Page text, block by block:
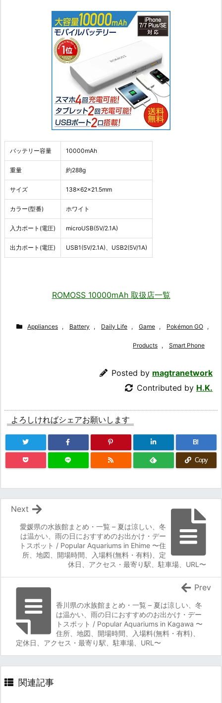
バッテリー容量 10000mAh
重量 約288g
サイズ 138×62×21.5mm
カラー(型番) ホワイト
入力ポート(電圧) microUSB(5V/2.1A)
出力ポート(電圧) USB1(5V/2.1A)、USB2(5V/1A)
ROMOSS 10000mAh 取扱店一覧
Appliances , Battery , Daily Life , Game , Pokémon GO ,
Products , Smart Phone
Posted by magtranetwork
Contributed by H.K.
よろしければシェアお願いします
B!
Copy
愛媛県の水族館まとめ・一覧 – 夏は涼しい、冬
は温かい、雨の日におすすめのお出かけ・デー
トスポット / Popular Aquariums in Ehime 〜住
所、地図、開場時間、入場料(無料・有料)、定
休日、アクセス・最寄り駅、駐車場、URL〜
Next
香川県の水族館まとめ・一覧 – 夏は涼しい、冬
は温かい、雨の日におすすめのお出かけ・デー
トスポット / Popular Aquariums in Kagawa 〜
住所、地図、開場時間、入場料(無料・有料)、
定休日、アクセス・最寄り駅、駐車場、URL〜
Prev
関連記事